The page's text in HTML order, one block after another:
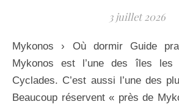
3 juillet 2026
Mykonos › Où dormir Guide pratique · Mykonos
Mykonos est l’une des îles les
Cyclades. C’est aussi l’une des
Beaucoup réservent « près de